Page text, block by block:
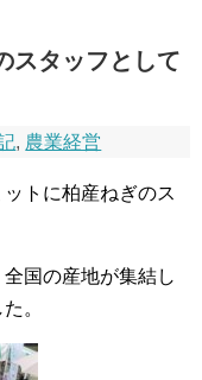
スタッフとして
, 農業経営
トに柏産ねぎのス
国の産地が集結し
。